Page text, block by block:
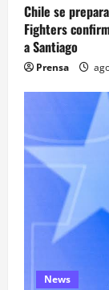
Chile se
Fighters
a Santiago
Prensa
News